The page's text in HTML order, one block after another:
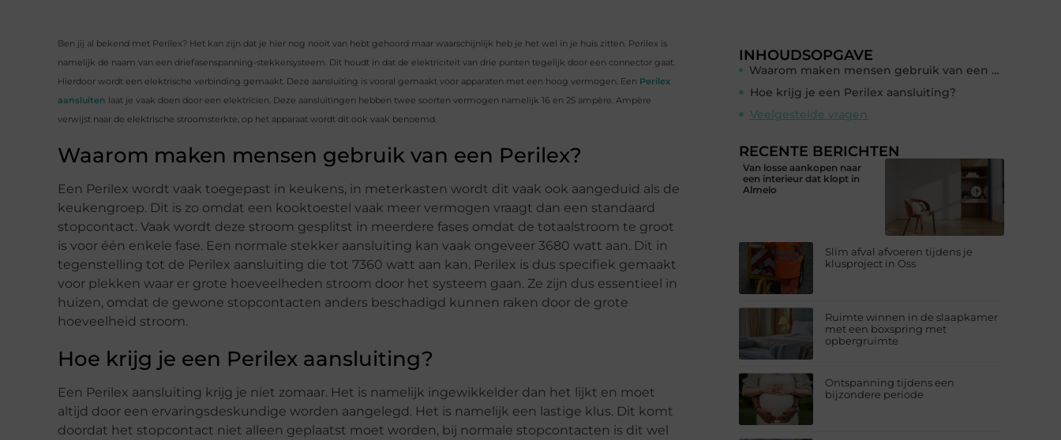
Ben jij al bekend met Perilex? Het kan zijn dat je hier nog nooit van hebt gehoord maar waarschijnlijk heb je het wel in je huis zitten. Perilex is
namelijk de naam van een driefasenspanning-stekkersysteem. Dit houdt in dat de elektriciteit van drie punten tegelijk door een connector gaat.
Hierdoor wordt een elektrische verbinding gemaakt. Deze aansluiting is vooral gemaakt voor apparaten met een hoog vermogen. Een Perilex
aansluiten laat je vaak doen door een elektricien. Deze aansluitingen hebben twee soorten vermogen namelijk 16 en 25 ampère. Ampère
verwijst naar de elektrische stroomsterkte, op het apparaat wordt dit ook vaak benoemd.
Waarom maken mensen gebruik van een Perilex?
Een Perilex wordt vaak toegepast in keukens, in meterkasten wordt dit vaak ook aangeduid als de
keukengroep. Dit is zo omdat een kooktoestel vaak meer vermogen vraagt dan een standaard
stopcontact. Vaak wordt deze stroom gesplitst in meerdere fases omdat de totaalstroom te groot
is voor één enkele fase. Een normale stekker aansluiting kan vaak ongeveer 3680 watt aan. Dit in
tegenstelling tot de Perilex aansluiting die tot 7360 watt aan kan. Perilex is dus specifiek gemaakt
voor plekken waar er grote hoeveelheden stroom door het systeem gaan. Ze zijn dus essentieel in
huizen, omdat de gewone stopcontacten anders beschadigd kunnen raken door de grote
hoeveelheid stroom.
Hoe krijg je een Perilex aansluiting?
Een Perilex aansluiting krijg je niet zomaar. Het is namelijk ingewikkelder dan het lijkt en moet
altijd door een ervaringsdeskundige worden aangelegd. Het is namelijk een lastige klus. Dit komt
doordat het stopcontact niet alleen geplaatst moet worden, bij normale stopcontacten is dit wel
INHOUDSOPGAVE
Waarom maken mensen gebruik van een Perilex?
Hoe krijg je een Perilex aansluiting?
Veelgestelde vragen
RECENTE BERICHTEN
Van losse aankopen naar
een interieur dat klopt in
Almelo
Slim afval afvoeren tijdens je
klusproject in Oss
Ruimte winnen in de slaapkamer
met een boxspring met
opbergruimte
Ontspanning tijdens een
bijzondere periode